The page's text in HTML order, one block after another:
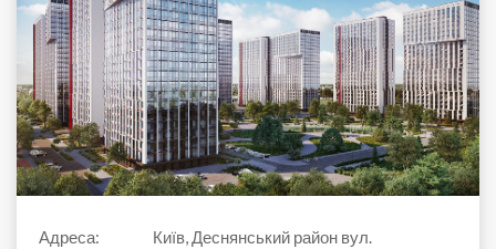
Адреса:
Київ, Деснянський район вул.